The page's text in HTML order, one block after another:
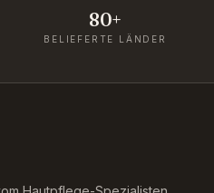
80+
BELIEFERTE LÄNDER